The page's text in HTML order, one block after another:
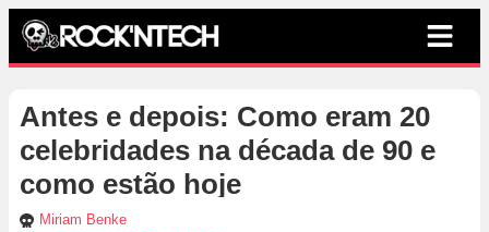
Antes e depois: Como eram 20
celebridades na década de 90 e
como estão hoje
Miriam Benke